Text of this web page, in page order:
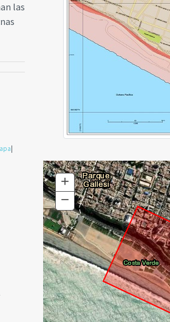
las
+ Zoom
In
− Zoom
Out